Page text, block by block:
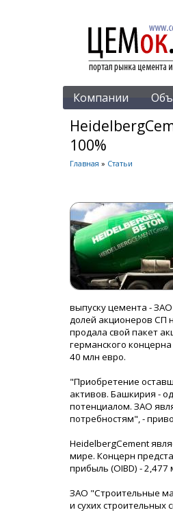
Компании
100%
Главная » Статьи
выпуску цемента -
долей акционеров СП
продала свой пакет
германского
40 млн евро.
"Приобретение
активов. Башкирия -
потенциалом. ЗАО
потребностям", -
HeidelbergCement
мире. Концерн
прибыль (OIBD) -
ЗАО "Строительные
и сухих строительных